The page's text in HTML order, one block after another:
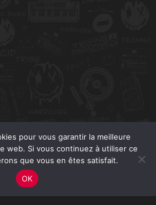
pour vous garantir la meilleure
web. Si vous continuez à utiliser ce
que vous en êtes satisfait.
OK